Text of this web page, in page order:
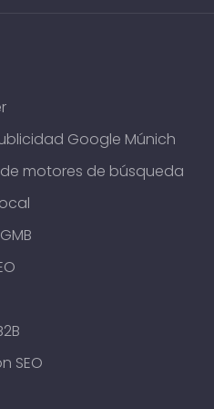
Google Múnich
motores de búsqueda
SEO